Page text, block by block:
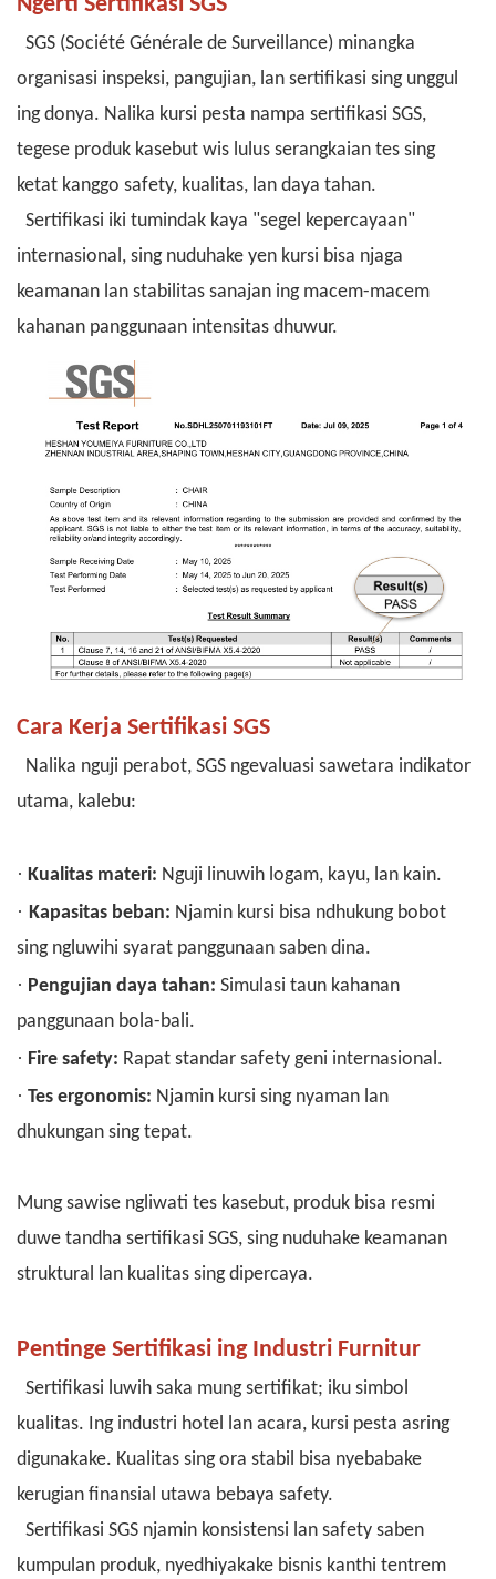
Ngerti Sertifikasi SGS
SGS (Société Générale de Surveillance) minangka
organisasi inspeksi, pangujian, lan sertifikasi sing unggul
ing donya. Nalika kursi pesta nampa sertifikasi SGS,
tegese produk kasebut wis lulus serangkaian tes sing
ketat kanggo safety, kualitas, lan daya tahan.
Sertifikasi iki tumindak kaya "segel kepercayaan"
internasional, sing nuduhake yen kursi bisa njaga
keamanan lan stabilitas sanajan ing macem-macem
kahanan panggunaan intensitas dhuwur.
Cara Kerja Sertifikasi SGS
Nalika nguji perabot, SGS ngevaluasi sawetara indikator
utama, kalebu:
· Kualitas materi: Nguji linuwih logam, kayu, lan kain.
· Kapasitas beban: Njamin kursi bisa ndhukung bobot
sing ngluwihi syarat panggunaan saben dina.
· Pengujian daya tahan: Simulasi taun kahanan
panggunaan bola-bali.
· Fire safety: Rapat standar safety geni internasional.
· Tes ergonomis: Njamin kursi sing nyaman lan
dhukungan sing tepat.
Mung sawise ngliwati tes kasebut, produk bisa resmi
duwe tandha sertifikasi SGS, sing nuduhake keamanan
struktural lan kualitas sing dipercaya.
Pentinge Sertifikasi ing Industri Furnitur
Sertifikasi luwih saka mung sertifikat; iku simbol
kualitas. Ing industri hotel lan acara, kursi pesta asring
digunakake. Kualitas sing ora stabil bisa nyebabake
kerugian finansial utawa bebaya safety.
Sertifikasi SGS njamin konsistensi lan safety saben
kumpulan produk, nyedhiyakake bisnis kanthi tentrem